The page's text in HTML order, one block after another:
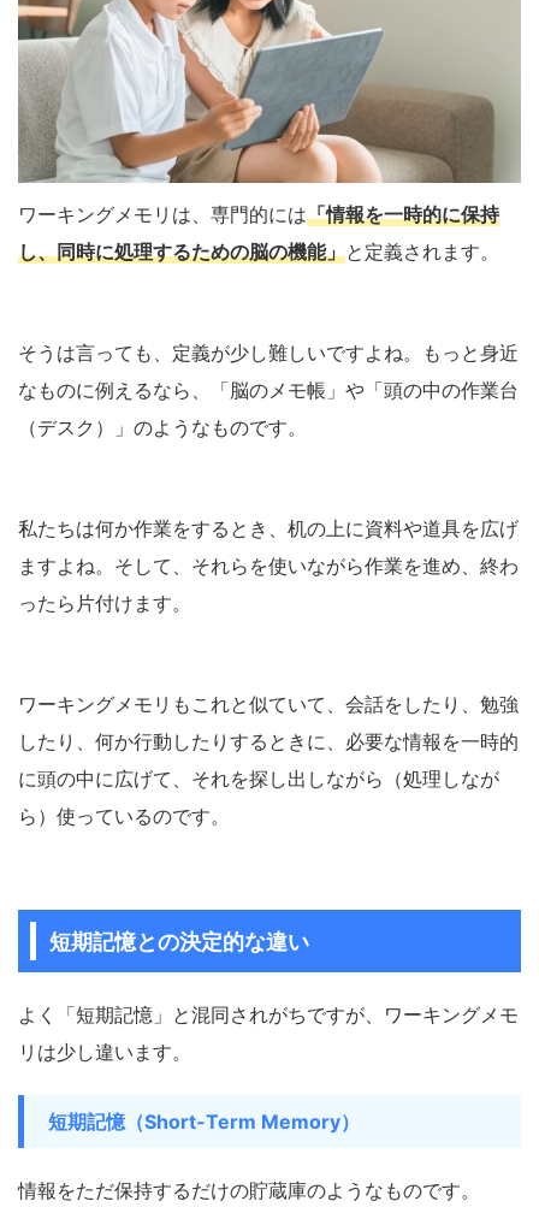
ワーキングメモリは、専門的には「情報を一時的に保持
し、同時に処理するための脳の機能」と定義されます。
そうは言っても、定義が少し難しいですよね。もっと身近
なものに例えるなら、「脳のメモ帳」や「頭の中の作業台
（デスク）」のようなものです。
私たちは何か作業をするとき、机の上に資料や道具を広げ
ますよね。そして、それらを使いながら作業を進め、終わ
ったら片付けます。
ワーキングメモリもこれと似ていて、会話をしたり、勉強
したり、何か行動したりするときに、必要な情報を一時的
に頭の中に広げて、それを探し出しながら（処理しなが
ら）使っているのです。
短期記憶との決定的な違い
よく「短期記憶」と混同されがちですが、ワーキングメモ
リは少し違います。
短期記憶（Short-Term Memory）
情報をただ保持するだけの貯蔵庫のようなものです。